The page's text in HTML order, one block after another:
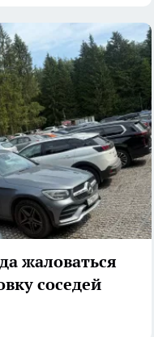
жаловаться
соседей